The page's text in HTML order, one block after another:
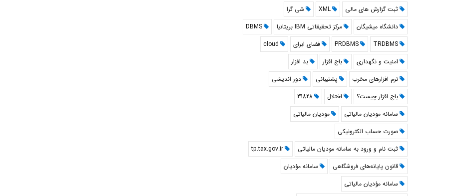
ثبت گزارش های مالی
XML
شی گرا
دانشگاه میشیگان
مرکز تحقیقاتی IBM بریتانیا
DBMS
TRDBMS
PRDBMS فضای ابرای
cloud
امنیت و نگهداری
باج افزار
بد افزار
نرم افزارهای مخرب
پشتیبانی
دور اندیشی
باج افزار چیست؟
اختلال
31828
سامانه مودیان مالیاتی
مودیان مالیاتی
صورت حساب الکترونیکی
ثبت نام و ورود به سامانه مودیان مالیاتی
tp.tax.gov.ir
قانون پایانه‌های فروشگاهی
سامانه مؤدیان
سامانه مؤدیان مالیاتی